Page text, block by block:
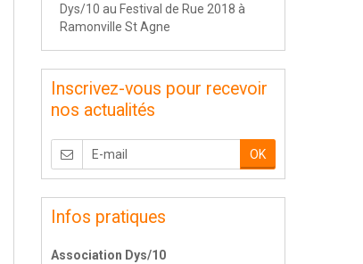
Dys/10 au Festival de Rue 2018 à
Ramonville St Agne
Inscrivez-vous pour recevoir
nos actualités
OK
Infos pratiques
Association Dys/10